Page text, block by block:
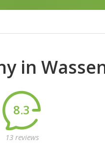
in
8.3
13 reviews